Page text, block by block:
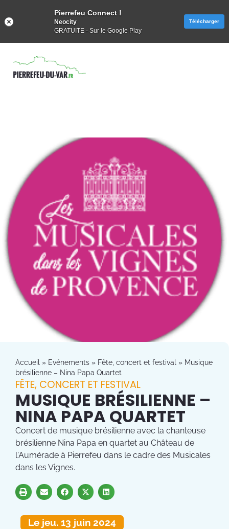
Accueil » Evénements » Fête, concert et festival » Musique
brésilienne – Nina Papa Quartet
FÊTE, CONCERT ET FESTIVAL
MUSIQUE BRÉSILIENNE –
NINA PAPA QUARTET
Concert de musique brésilienne avec la chanteuse
brésilienne Nina Papa en quartet au Château de
l'Aumérade à Pierrefeu dans le cadre des Musicales
dans les Vignes.
Le jeu. 13 juin 2024
Pierrefeu Connect !
Neocity
GRATUITE - Sur le Google Play
Télécharger